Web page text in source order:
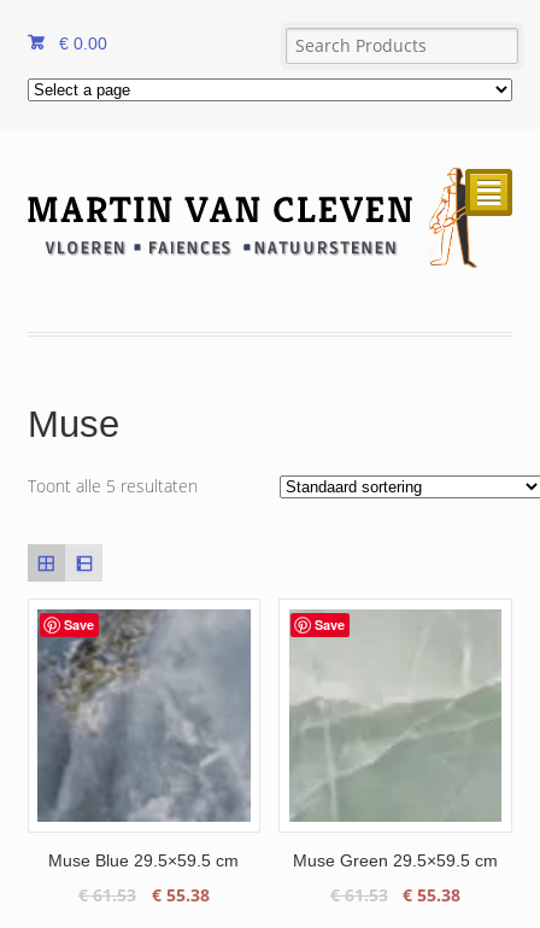
€ 0.00
²
Muse
Toont alle 5 resultaten
Save
Muse Blue 29.5×59.5 cm
€61.53
Oorspronkelijke
€55.38Huidige
Save
Muse Green 29.5×59.5 cm
€61.53
Oorspronkelijke
€ 55.38Huidige